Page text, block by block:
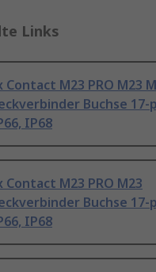
Links
Contact M23 PRO M23
Buchse 17-
IP68
Contact M23 PRO M23
Buchse 17-
IP68